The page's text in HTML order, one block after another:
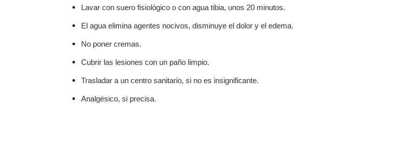
Lavar con suero fisiológico o con agua tibia, unos 20 minutos.
El agua elimina agentes nocivos, disminuye el dolor y el edema.
No poner cremas.
Cubrir las lesiones con un paño limpio.
Trasladar a un centro sanitario, si no es insignificante.
Analgésico, si precisa.